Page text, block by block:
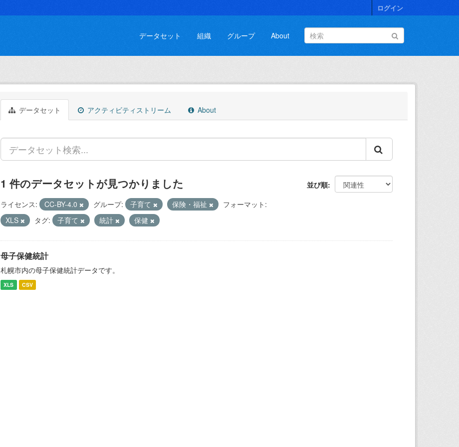
ログイン
データセット 組織 グループ About
データセット アクティビティストリーム About
並び順
1 件のデータセットが見つかりました
ライセンス: CC-BY-4.0 グループ: 子育て 保険・福祉
フォーマット:
XLS
タグ: 子育て 統計 保健
母子保健統計
札幌市内の母子保健統計データです。
XLS CSV